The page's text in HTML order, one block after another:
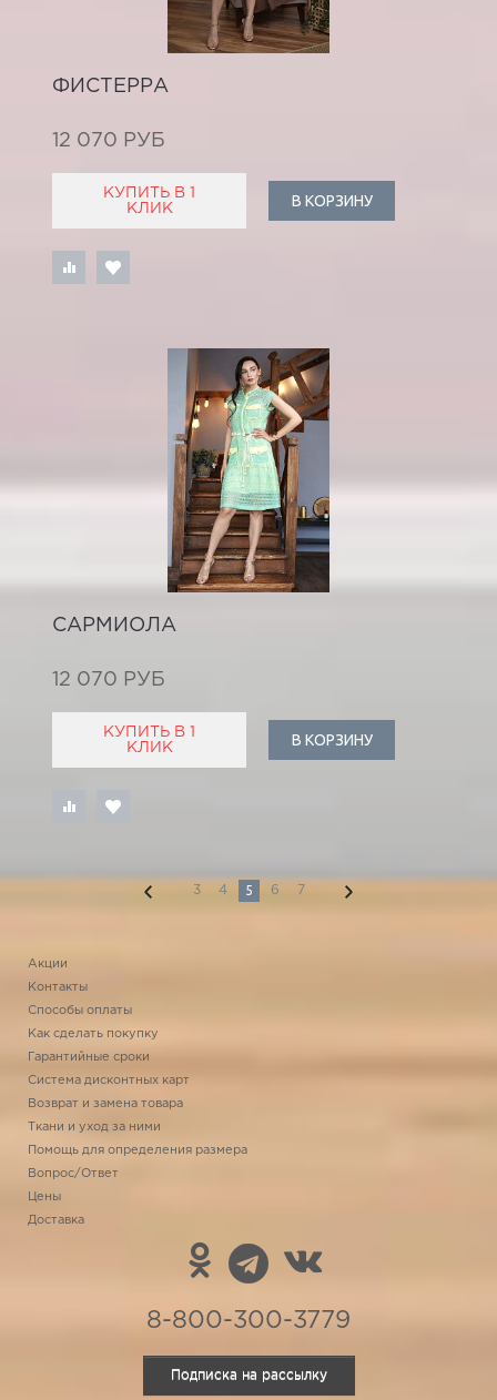
ФИСТЕРРА
12 070 РУБ
КУПИТЬ В 1
КЛИК
В КОРЗИНУ
САРМИОЛА
12 070 РУБ
КУПИТЬ В 1
КЛИК
В КОРЗИНУ
3 4 5 6 7
Акции
Контакты
Способы оплаты
Как сделать покупку
Гарантийные сроки
Система дисконтных карт
Возврат и замена товара
Ткани и уход за ними
Помощь для определения размера
Вопрос/Ответ
Цены
Доставка
8-800-300-3779
Подписка на рассылку